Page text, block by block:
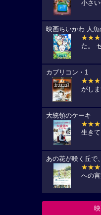
小さ
映画ちいかわ 人
た。
カプリコン・1
がし
大統領のケーキ
生き
あの花が咲く丘で
への